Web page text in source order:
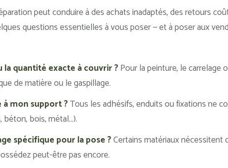
peut conduire à des achats inadaptés, des retours
questions essentielles à vous poser — et à poser aux
la quantité exacte à couvrir ?Pour la peinture, le carrelage
de matière ou le gaspillage.
mon support ?Tous les adhésifs, enduits ou fixations ne
béton, bois, métal…).
spécifique pour la pose ?Certains matériaux nécessitent
peut-être pas encore.